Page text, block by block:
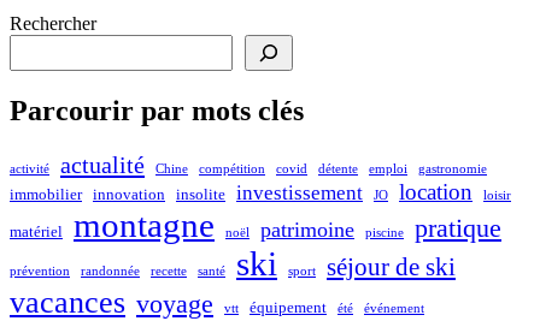
Rechercher
Parcourir par mots clés
activité actualité Chine compétition covid détente emploi gastronomie
immobilier innovation insolite investissement JO location loisir
matériel montagne noël patrimoine piscine pratique
prévention randonnée recette santé ski sport séjour de ski
vacances voyage vtt équipement été événement